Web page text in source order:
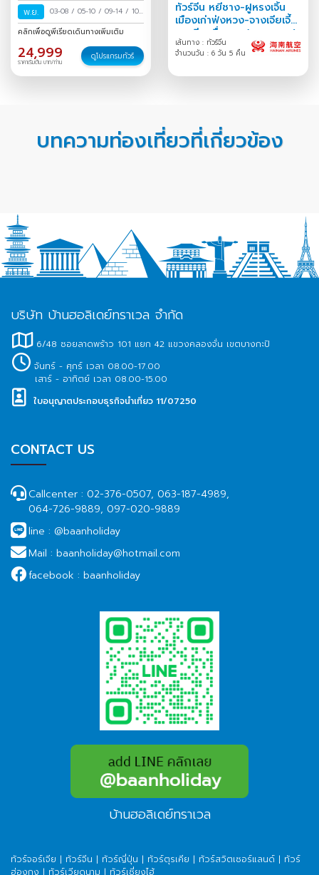
พ.ย. 03-08 / 05-10 / 09-14 / 10-
15/16-21/21-26/27
พ.ย.-02 ธ.ค.
ธ.ค.
คลิกเพื่อดูพีเรียดเดินทางเพิ่มเติม
24,999
ราคาเริ่มต้น บาท/ท่าน
ดูโปรแกรมทัวร์
ทัวร์จีน หยีชาง-ฝูหรงเจิ้น
เมืองเก่าฟ่งหวง-จางเจียเจี้ย
เขาเทียนจื่อซาน (เขาอวตาร)
เขาเทียนเหมินซาน(
เส้นทาง : ทัวร์จีน
จำนวนวัน : 6 วัน 5 คืน
บทความท่องเที่ยวที่เกี่ยวข้อง
บริษัท บ้านฮอลิเดย์ทราเวล จำกัด
6/48 ซอยลาดพร้าว 101 แยก 42 แขวงคลองจั่น เขตบางกะปิ
จันทร์ - ศุกร์ เวลา 08.00-17.00
เสาร์ - อาทิตย์ เวลา 08.00-15.00
ใบอนุญาตประกอบธุรกิจนำเที่ยว 11/07250
CONTACT US
Callcenter : 02-376-0507, 063-187-4989,
064-726-9889, 097-020-9889
line : @baanholiday
Mail : baanholiday@hotmail.com
facebook : baanholiday
บ้านฮอลิเดย์ทราเวล
ทัวร์จอร์เจีย | ทัวร์จีน | ทัวร์ญี่ปุ่น | ทัวร์ตุรเคีย | ทัวร์สวิตเซอร์แลนด์ | ทัวร์
ฮ่องกง | ทัวร์เวียดนาม | ทัวร์เซี่ยงไฮ้